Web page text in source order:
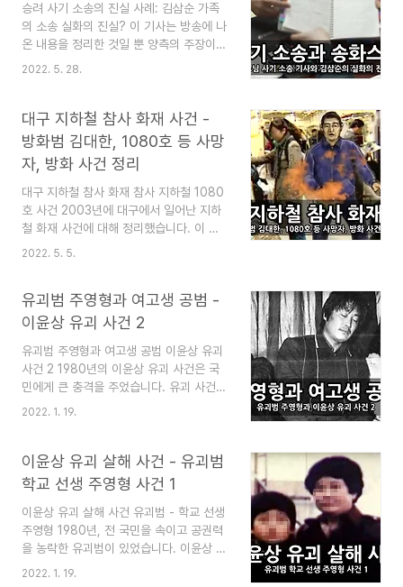
니다. 그럼, 성고문 부처경찰서 사건과 권
인숙 성고문 사건의 정리를 시간순으로 다
가가 봅니다.​ 이 블로그는 "심심할 때 잡지
처럼 읽는 지식"이라는 목적으로 운영됩니
인정보 유출사건 정리 채동욱 전 검찰청장
개인정보 유출사건 정리 채동욱은 어떤 사
람인가? 채동욱 전..
승려 사기 소송의 진실 사례: 김삼순 가족
의 소송 실화의 진실? 이 기사는 방송에 나
온 내용을 정리한 것일 뿐 양측의 주장이
모두 담긴 것이 아닙니다. 현재 진행 중인
습니다. 그러므로 나중에 판결이 나면 추가
기사도 포스팅할 예정입니다. 사건의 내용
은 김삼순(가명)이라는 사람이 송화스님이
라는 승려에게 15년이나 노예 생활을 당했
다는 가족들의 주장에서 나옵니다. 물론 승
려 쪽에서는 반론을 내고 있습니다. 이 블
로그는 "심심할 때 잡지처럼 읽는 지식"이
크) 해 놓으면 심심할 때 좋습니다. 추 천
남제분 윤길자의 그 후 여대생 공기총 살인
사건 -..
2022. 5. 28.
대구 지하철 참사 화재 사건 -
방화범 김대한, 1080호 등 사망
자, 방화 사건 정리
대구 지하철 참사 화재 참사 지하철 1080
호 사건 2003년에 대구에서 일어난 지하
철 화재 사건에 대해 정리했습니다. 이 사
건은 김대한이라는 방화범이 330명이나
방화는 끔찍했습니다. 이 글에서는 그 원인
과 문제점, 그리고 과정과 결과까지 정리하
처럼 읽는 지식"이라는 목적으로 운영됩니
다. 즐겨찾기(북마크) 해 놓으면 심심할 때
좋습니다. 추 천 글 씨랜드 화재 참사 1 -
끔찍한 화재사건과 씨랜드 위치, 사망자 등
화재 참사 1 1999년 씨랜드 화재 사건 ​이
글은 1999년 씨랜드 화재 ..
2022. 5. 5.
유괴범 주영형과 여고생 공범 -
이윤상 유괴 사건 2​
유괴범 주영형과 여고생 공범 이윤상 유괴
사건 2 1980년의 이윤상 유괴 사건은 국
민에게 큰 충격을 주었습니다. 유괴 사건의
유괴범이 학교 교사였다는 것, 범인 주영형
가스라이팅을 했다는 것 등입니다. 이 글은
유괴범 주영형과 여고생의 사건 관계, 잔인
한 가스라이팅 과정, 유괴범의 사형과 피해
자의 비참한 이후 상황들을 정리한 것입니
다. 온 국민을 가지고 놀려고 했던 소시오
패스의 이야기입니다. 내용이 길어서 1편
과 2편으로 연재되었습니다. 이 글은 2편
2022. 1. 19.
이윤상 유괴 살해 사건 - 유괴범
학교 선생 주영형 사건 1
이윤상 유괴 살해 사건 유괴범 - 학교 선생
주영형 1980년, 전 국민을 속이고 공권력
을 농락한 유괴범이 있었습니다. 이윤상 유
괴 사건의 범인 주영형입니다. 착실했던 중
2022. 1. 19.